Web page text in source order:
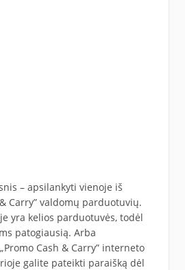
– apsilankyti vienoje iš
Carry” valdomų parduotuvių.
yra kelios parduotuvės, todėl
patogiausią. Arba
Cash & Carry” interneto
galite pateikti paraišką dėl